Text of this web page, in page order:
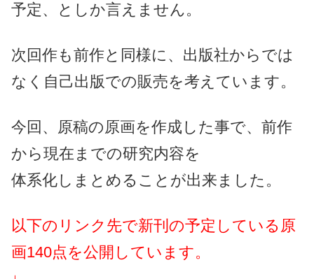
予定、としか言えません。
次回作も前作と同様に、出版社からでは
なく自己出版での販売を考えています。
今回、原稿の原画を作成した事で、前作
から現在までの研究内容を
体系化しまとめることが出来ました。
以下のリンク先で新刊の予定している原
画140点を公開しています。